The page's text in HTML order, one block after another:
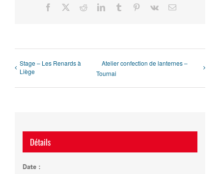
Facebook RedditLinkedInTumblr Pinterest
Vk Email
Stage – Les Renards à
Liège
Atelier confection de lanternes –
Tournai
Détails
Date :